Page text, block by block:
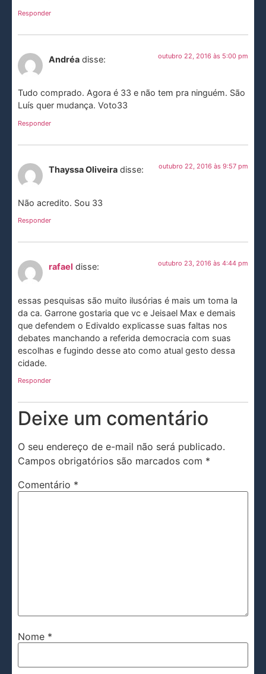
Responder
Andréa disse: outubro 22, 2016 às 5:00 pm
Tudo comprado. Agora é 33 e não tem pra ninguém. São
Luís quer mudança. Voto33
Responder
Thayssa Oliveira disse: outubro 22, 2016 às 9:57 pm
Não acredito. Sou 33
Responder
rafael disse: outubro 23, 2016 às 4:44 pm
essas pesquisas são muito ilusórias é mais um toma la
da ca. Garrone gostaria que vc e Jeisael Max e demais
que defendem o Edivaldo explicasse suas faltas nos
debates manchando a referida democracia com suas
escolhas e fugindo desse ato como atual gesto dessa
cidade.
Responder
Deixe um comentário
O seu endereço de e-mail não será publicado.
Campos obrigatórios são marcados com *
Comentário *
Nome *